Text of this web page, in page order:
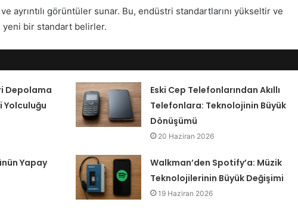
ayrıntılı görüntüler sunar. Bu, endüstri standartlarını yükseltir ve
bir standart belirler.
Depolama
Yolculuğu
Eski Cep Telefonlarından Akıllı
Telefonlara: Teknolojinin Büyük
Dönüşümü
20 Haziran 2026
Yapay
Walkman’den Spotify’a: Müzik
Teknolojilerinin Büyük Değişimi
19 Haziran 2026